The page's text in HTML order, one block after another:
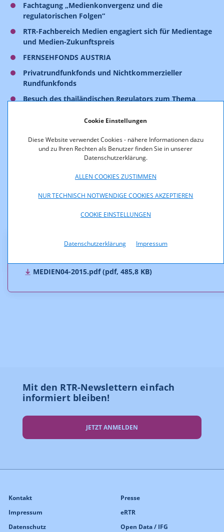
Cookie Einstellungen
Diese Website verwendet Cookies - nähere Informationen dazu
und zu Ihren Rechten als Benutzer finden Sie in unserer
Datenschutzerklärung.
ALLEN COOKIES ZUSTIMMEN
NUR TECHNISCH NOTWENDIGE COOKIES AKZEPTIEREN
COOKIE EINSTELLUNGEN
Datenschutzerklärung Impressum
Fachtagung „Medienkonvergenz und die
regulatorischen Folgen“
RTR-Fachbereich Medien engagiert sich für Medientage
und Medien-Zukunftspreis
FERNSEHFONDS AUSTRIA
Privatrundfunkfonds und Nichtkommerzieller
Rundfunkfonds
Besuch des thailändischen Regulators zum Thema
Rundfunkgesetznovelle 2015 – Auszug wichtiger
Änderungen für Rundfunkveranstalter und
Mediendiensteanbieter
Nicht nachmachen! – Neue Fälle aus der
VfGH
Ausschreibungen der KommAustria
Downloads
MEDIEN04-2015.pdf (pdf, 485,8 KB)
Mit den RTR-Newslettern einfach
informiert bleiben!
JETZT ANMELDEN
Kontakt
Impressum
Datenschutz
Presse
eRTR
Open Data / IFG